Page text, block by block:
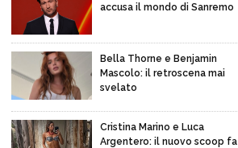
accusa il mondo di Sanremo
Bella Thorne e Benjamin
Mascolo: il retroscena mai
svelato
Cristina Marino e Luca
Argentero: il nuovo scoop fa